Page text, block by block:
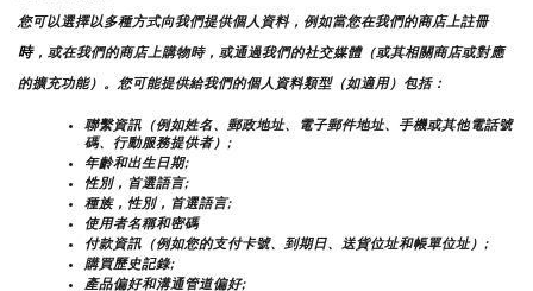
您可以選擇以多種方式向我們提供個人資料，例如當您在我們的商店上註冊
時，或在我們的商店上購物時，或通過我們的社交媒體（或其相關商店或對應
的擴充功能）。您可能提供給我們的個人資料類型（如適用）包括：
聯繫資訊（例如姓名、郵政地址、電子郵件地址、手機或其他電話號
碼、行動服務提供者）;
年齡和出生日期;
性別，首選語言;
種族，性別，首選語言;
使用者名稱和密碼
付款資訊（例如您的支付卡號、到期日、送貨位址和帳單位址）;
購買歷史記錄;
產品偏好和溝通管道偏好;